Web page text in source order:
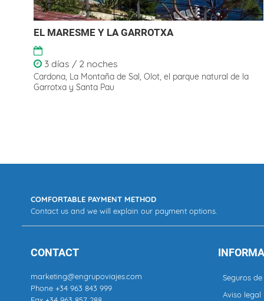
EL MARESME Y LA GARROTXA
3 días / 2 noches
Cardona, La Montaña de Sal, Olot, el parque natural de la
Garrotxa y Santa Pau
COMFORTABLE PAYMENT METHOD
Contact us and we will explain our payment options.
CONTACT
marketing@engrupoviajes.com
Phone +34 963 843 999
Seguros
Aviso legal